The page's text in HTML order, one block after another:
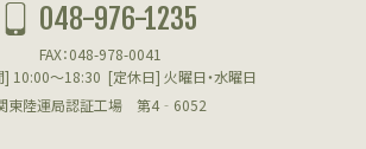
フューエル(HUMMER)
クーリング(HUMMER)
048-976-1235
FAX：048-978-0041
] 10:00～18:30 [定休日] 火曜日・水曜日
東陸運局認証工場 第4‐6052